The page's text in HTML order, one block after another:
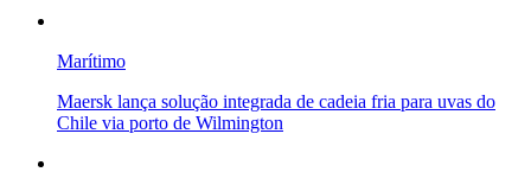
Marítimo
Maersk lança solução integrada de cadeia fria para uvas do
Chile via porto de Wilmington